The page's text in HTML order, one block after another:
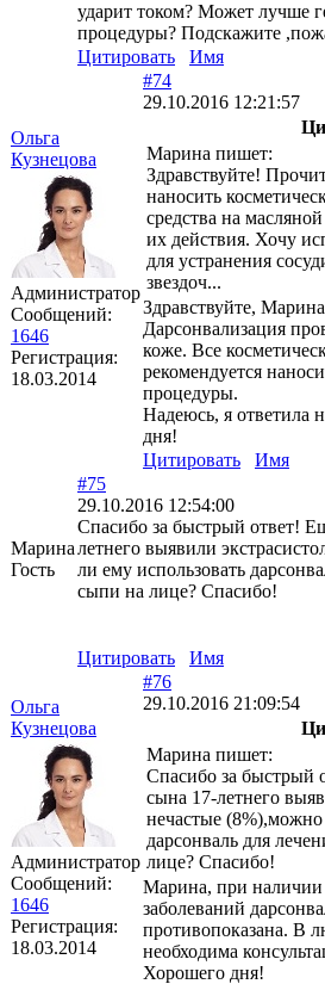
ударит током? Может лучше
процедуры? Подскажите
Цитировать
Имя
Ольга
Кузнецова
Администратор
Сообщений:
1646
Регистрация:
18.03.2014
#74
29.10.2016 12:21:57
Марина пишет:
Здравствуйте!
наносить
средства на
их действия. Хочу
для устранения
звездоч...
Здравствуйте,
Дарсонвализация
коже. Все
рекомендуется
процедуры.
Надеюсь, я ответила
дня!
Цитировать
Имя
Марина
Гость
#75
29.10.2016 12:54:00
Спасибо за быстрый ответ!
летнего выявили
ли ему использовать
сыпи на лице? Спасибо!
Цитировать Имя
Ольга
Кузнецова
Администратор
Сообщений:
1646
Регистрация:
18.03.2014
#76
29.10.2016 21:09:54
Марина пишет:
Спасибо за быстрый
сына 17-летнего
нечастые (8%),можно
дарсонваль для
лице? Спасибо!
Марина, при наличии
заболеваний
противопоказана. В
необходима
Хорошего дня!